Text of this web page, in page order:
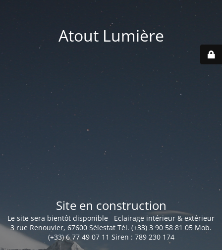
Atout Lumière
Site en construction
Le site sera bientôt disponible Eclairage intérieur & extérieur
3 rue Renouvier, 67600 Sélestat Tél. (+33) 3 90 58 81 05 Mob.
(+33) 6 77 49 07 11 Siren : 789 230 174